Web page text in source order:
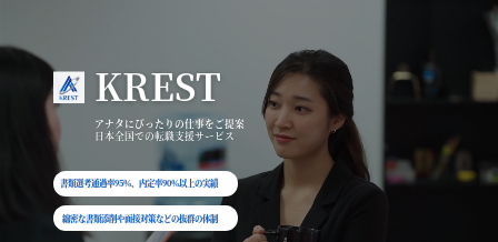
KREST
アナタにぴったりの仕事をご提案
日本全国での転職支援サービス
書類選考通過率95％、内定率90％以上の実績
綿密な書類添削や面接対策などの抜群の体制